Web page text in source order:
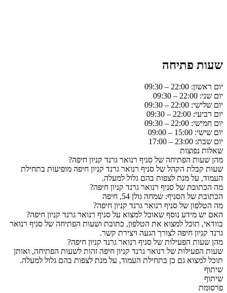
שעות פתיחה
יום ראשון: 22:00 – 09:30
יום שני: 22:00 – 09:30
יום שלישי: 22:00 – 09:30
יום רביעי: 22:00 – 09:30
יום חמישי: 22:00 – 09:30
יום שישי: 15:00 – 09:00
יום שבת: 23:00 – 17:00
שאלות נפוצות
מהן שעות הפתיחה של סניף רנואר גרנד קניון חיפה?
שעות קבלת הקהל של סניף רנואר גרנד קניון חיפה מופיעות בתחילת
העמוד, על מנת לצפות בהם גלול למעלה.
מה הכתובת של סניף רנואר גרנד קניון חיפה?
הכתובת של הסניף: שמחה גולן 54, חיפה
מה הטלפון של סניף רנואר גרנד קניון חיפה?
האם יש מידע נוסף שאוכל למצוא על סניף רנואר גרנד קניון חיפה?
בוודאי, תוכל למצוא את הטלפון, כתובת ושעות הפתיחה של סניף רנואר
גרנד קניון חיפה לצורך הגעה ויצירת קשר.
מהן שעות הפעילות של סניף רנואר גרנד קניון חיפה?
שעות הפעילות של רנואר גרנד קניון חיפה זהות לשעות הפתיחה, ואותן
תוכל למצוא גם כן בתחילת העמוד, על מנת לצפות בהם גלול למעלה.
שיתוף
שיתוף
פרסומת